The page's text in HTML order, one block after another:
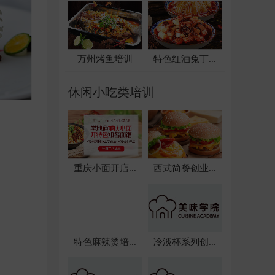
万州烤鱼培训 特色红油兔丁...
休闲小吃类培训
重庆小面开店... 西式简餐创业...
特色麻辣烫培... 冷淡杯系列创...